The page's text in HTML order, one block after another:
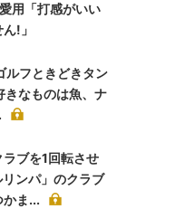
用「打感がいい
!」
ルフときどきタン
なものは魚、ナ
ブを1回転させ
ンパ」のクラブ
かま...